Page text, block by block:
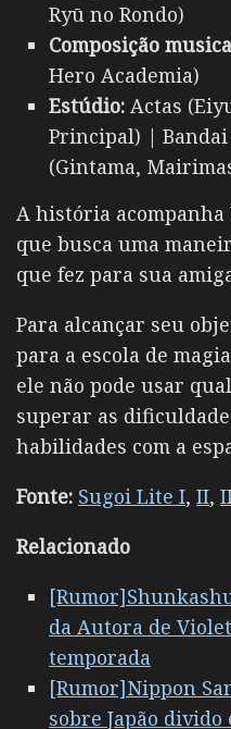
Ryū no Rondo)
Composição
Hero Academia)
Estúdio: Actas
Principal) | Bandai
(Gintama,
A história
que busca uma
que fez para sua
Para alcançar seu
para a escola de
ele não pode usar
superar as
habilidades com a
Fonte: Sugoi Lite I, II,
Relacionado
da Autora de
temporada
[Rumor]Nippon
sobre Japão divido